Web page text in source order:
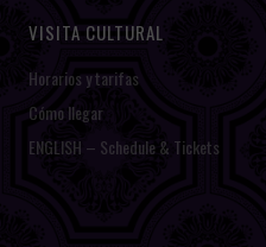
VISITA CULTURAL
Horarios y tarifas
Cómo llegar
ENGLISH – Schedule & Tickets